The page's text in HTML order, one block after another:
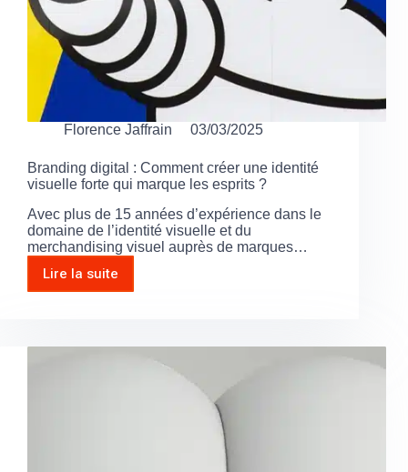
Florence Jaffrain 03/03/2025
Branding digital : Comment créer une identité
visuelle forte qui marque les esprits ?
Avec plus de 15 années d’expérience dans le
domaine de l’identité visuelle et du
merchandising visuel auprès de marques…
Lire la suite